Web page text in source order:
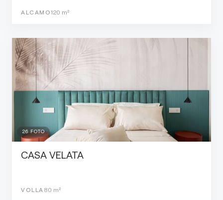
ALCAMO120 m²
26 FOTO
CASA VELATA
VOLLA 80 m²